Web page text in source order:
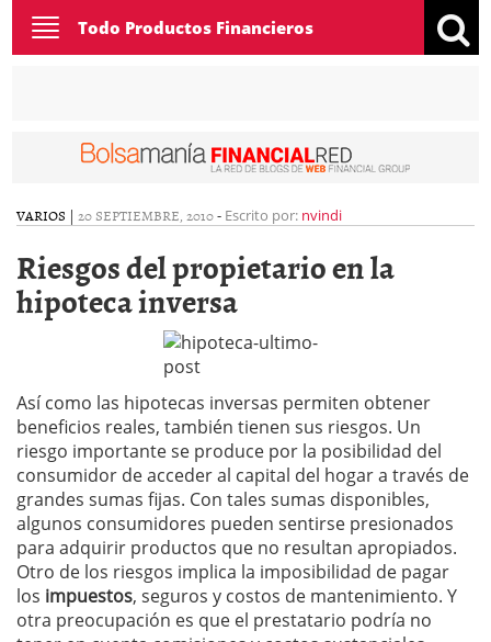
Toggle
navigation
Todo Productos Financieros
VARIOS | 20 SEPTIEMBRE, 2010- Escrito por: nvindi
Riesgos del propietario en la
hipoteca inversa
Así como las hipotecas inversas permiten obtener
beneficios reales, también tienen sus riesgos. Un
riesgo importante se produce por la posibilidad del
consumidor de acceder al capital del hogar a través de
grandes sumas fijas. Con tales sumas disponibles,
algunos consumidores pueden sentirse presionados
para adquirir productos que no resultan apropiados.
Otro de los riesgos implica la imposibilidad de pagar
los impuestos, seguros y costos de mantenimiento. Y
otra preocupación es que el prestatario podría no